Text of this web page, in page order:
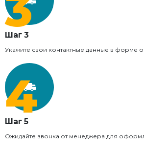
Шаг 3
Укажите свои контактные данные в форме
Шаг 5
Ожидайте звонка от менеджера для